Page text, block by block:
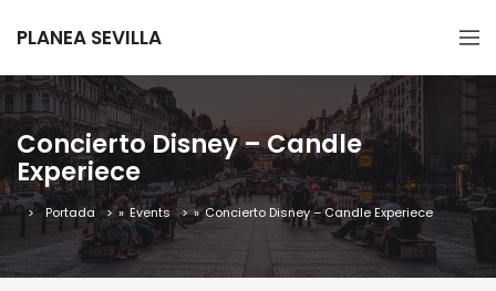
PLANEA SEVILLA
Concierto Disney – Candle
Experiece
Portada » Events » Concierto Disney – Candle Experiece